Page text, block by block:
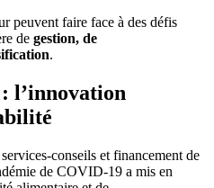
peuvent faire face à des défis
de gestion, de
.
l’innovation
conseils et financement de
de COVID-19 a mis en